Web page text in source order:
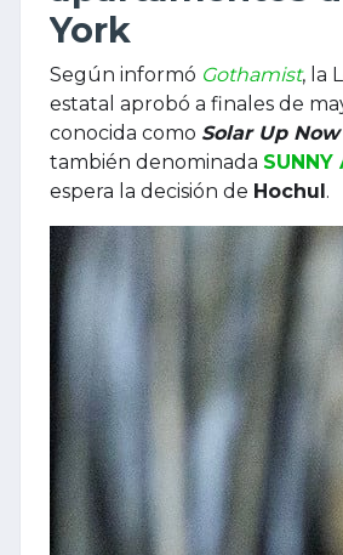
York
Según informó Gothamist, la
estatal aprobó a finales de
conocida como Solar Up
también denominada SUNNY
espera la decisión de Hochul .